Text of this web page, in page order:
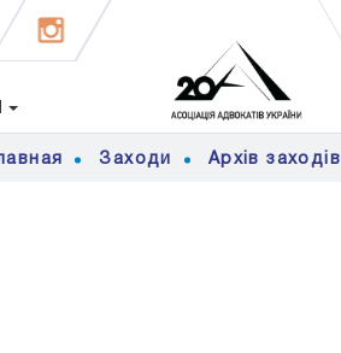
Заходи Архів заходів